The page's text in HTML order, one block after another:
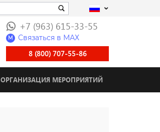
+7 (963) 615-33-55
M Связаться в МАХ
8 (800) 707-55-86
ОРГАНИЗАЦИЯ МЕРОПРИЯТИЙ